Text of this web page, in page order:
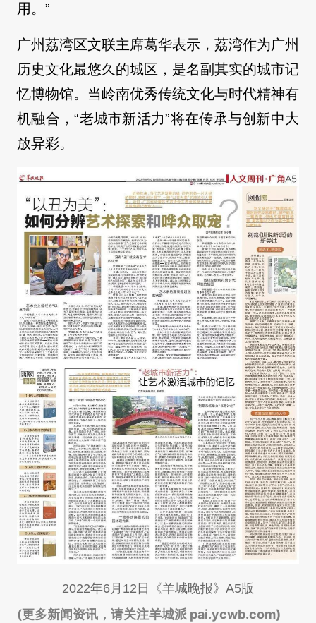
用。”
广州荔湾区文联主席葛华表示，荔湾作为广州
历史文化最悠久的城区，是名副其实的城市记
忆博物馆。当岭南优秀传统文化与时代精神有
机融合，“老城市新活力”将在传承与创新中大
放异彩。
2022年6月12日《羊城晚报》A5版
(更多新闻资讯，请关注羊城派 pai.ycwb.com)